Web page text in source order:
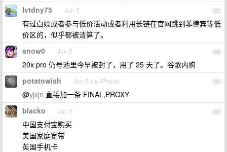
53
Ivtdny75 Jun 5
有过白嫖或者参与低价活动或者利用长链在官网跳到菲律宾等低
价区的，似乎都被清算了。
54
snow0 Jun 5
20x pro 仍号池里今早被封了，用了 25 天了。谷歌内购
55
potatowish Jun 5 via iPhone
@yjxjn 直接加一条 FINAL,PROXY
56
blacko Jun 5
中国支付宝购买
美国家庭宽带
英国手机卡